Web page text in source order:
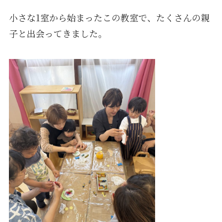
小さな1室から始まったこの教室で、たくさんの親
子と出会ってきました。